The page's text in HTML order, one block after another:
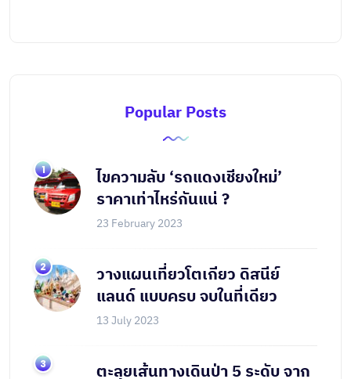
Popular Posts
ไขความลับ ‘รถแดงเชียงใหม่’
ราคาเท่าไหร่กันแน่ ?
23 February 2023
วางแผนเที่ยวโตเกียว ดิสนีย์
แลนด์ แบบครบ จบในที่เดียว
13 July 2023
ตะลุยเส้นทางเดินป่า 5 ระดับ จาก